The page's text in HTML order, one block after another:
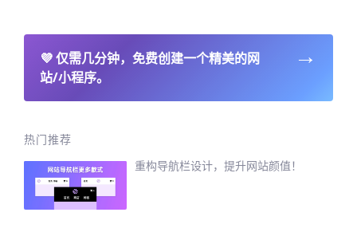
💜仅需几分钟，免费创建一个精美的网
站/小程序。
→
热门推荐
重构导航栏设计，提升网站颜值！